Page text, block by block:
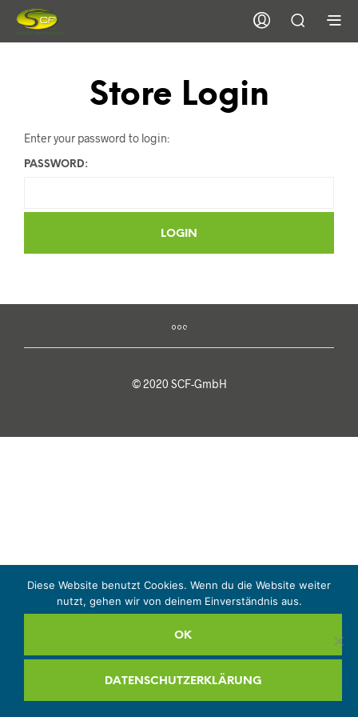
Store Login
Enter your password to login:
PASSWORD:
© 2020 SCF-GmbH
Diese Website benutzt Cookies. Wenn du die Website weiter
nutzt, gehen wir von deinem Einverständnis aus.
OK
DATENSCHUTZERKLÄRUNG